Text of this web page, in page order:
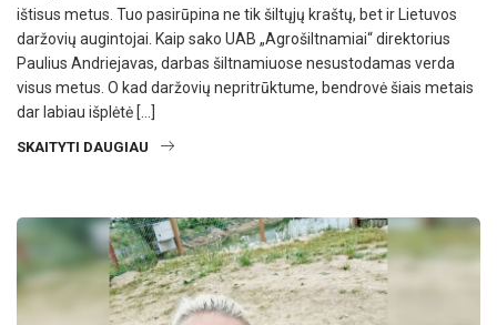
ištisus metus. Tuo pasirūpina ne tik šiltųjų kraštų, bet ir Lietuvos
daržovių augintojai. Kaip sako UAB „Agrošiltnamiai“ direktorius
Paulius Andriejavas, darbas šiltnamiuose nesustodamas verda
visus metus. O kad daržovių nepritrūktume, bendrovė šiais metais
dar labiau išplėtė […]
SKAITYTI DAUGIAU